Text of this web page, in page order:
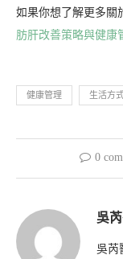
如果你想了解更多關
肪肝改善策略與健康
健康管理 生活方
0
吳
吳芮